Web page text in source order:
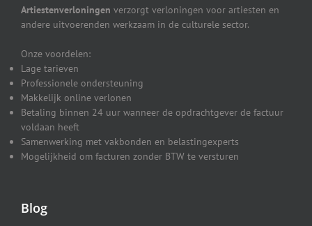
Artiestenverloningen verzorgt verloningen voor artiesten en
andere uitvoerenden werkzaam in de culturele sector.
Onze voordelen:
Lage tarieven
Professionele ondersteuning
Makkelijk online verlonen
Betaling binnen 24 uur wanneer de opdrachtgever de factuur
voldaan heeft
Samenwerking met vakbonden en belastingexperts
Mogelijkheid om facturen zonder BTW te versturen
Blog